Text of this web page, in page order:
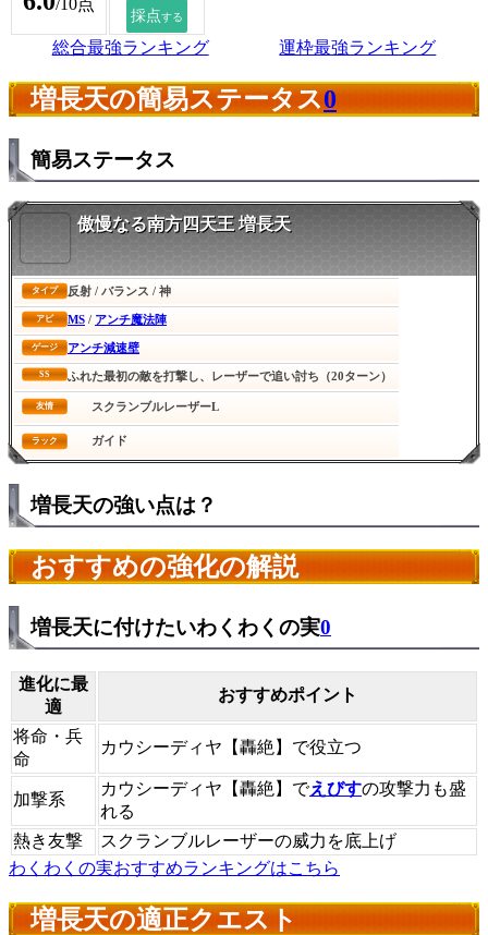
総合最強ランキング 運枠最強ランキング
増長天の簡易ステータス0
簡易ステータス
傲慢なる南方四天王 増長天
タイプ 反射 / バランス / 神
アビ MS / アンチ魔法陣
ゲージ アンチ減速壁
SS ふれた最初の敵を打撃し、レーザーで追い討ち（20ターン）
友情 スクランブルレーザーL
ラック ガイド
増長天の強い点は？
おすすめの強化の解説
増長天に付けたいわくわくの実0
進化に最
適
おすすめポイント
将命・兵
命
カウシーディヤ【轟絶】で役立つ
加撃系
カウシーディヤ【轟絶】でえびすの攻撃力も盛
れる
熱き友撃
スクランブルレーザーの威力を底上げ
わくわくの実おすすめランキングはこちら
増長天の適正クエスト